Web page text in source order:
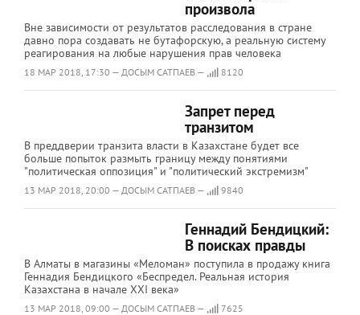
произвола
Вне зависимости от результатов расследования в стране
давно пора создавать не бутафорскую, а реальную систему
реагирования на любые нарушения прав человека
18 МАР 2018, 17:30 — ДОСЫМ САТПАЕВ — 8120
Запрет перед
транзитом
В преддверии транзита власти в Казахстане будет все
больше попыток размыть границу между понятиями
"политическая оппозиция" и "политический экстремизм"
13 МАР 2018, 20:00 — ДОСЫМ САТПАЕВ — 9840
Геннадий Бендицкий:
В поисках правды
В Алматы в магазины «Меломан» поступила в продажу книга
Геннадия Бендицкого «Беспредел. Реальная история
Казахстана в начале XXI века»
13 МАР 2018, 09:00 — ДОСЫМ САТПАЕВ — 7625